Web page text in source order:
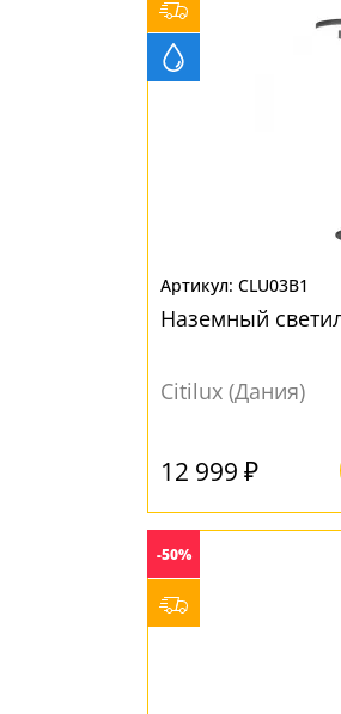
CLU03B1
Наземный
Citilux (Дания)
12 999 ₽
-50%